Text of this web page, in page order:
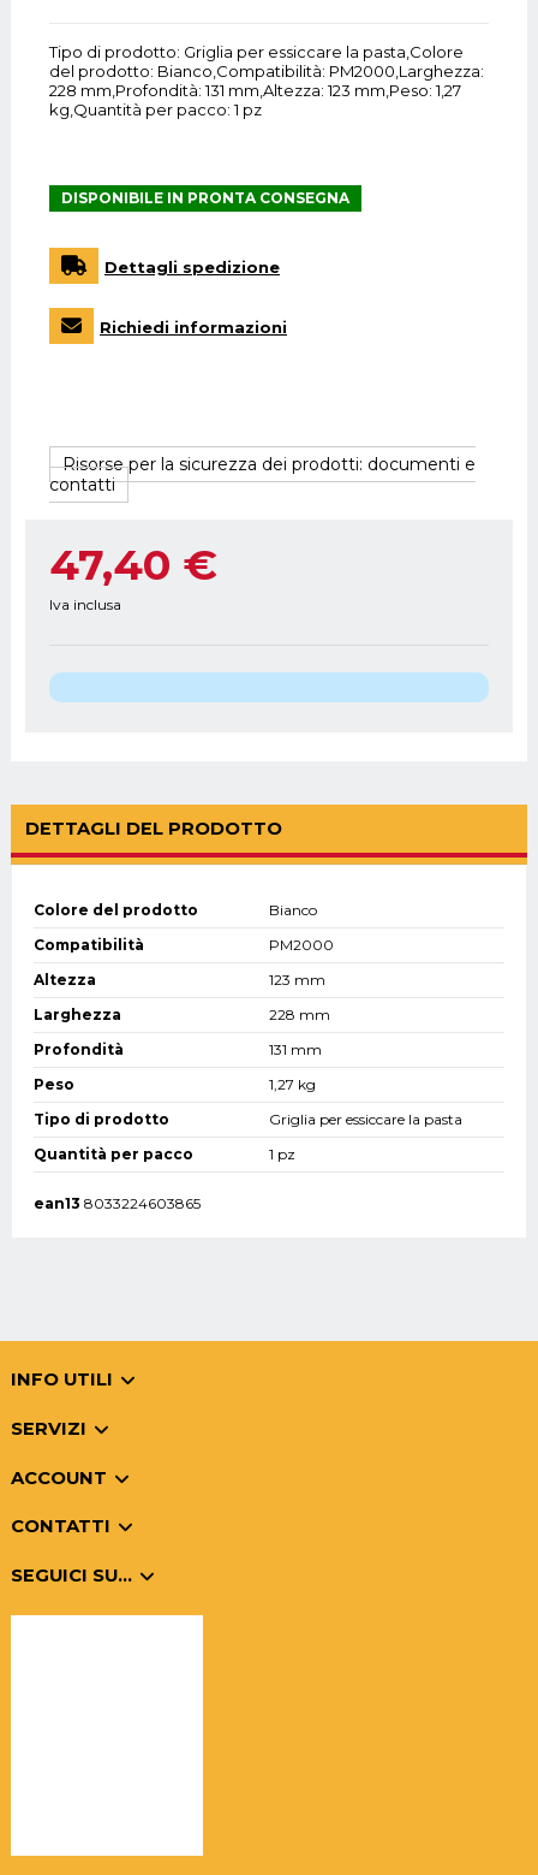
Tipo di prodotto: Griglia per essiccare la pasta,Colore
del prodotto: Bianco,Compatibilità: PM2000,Larghezza:
228 mm,Profondità: 131 mm,Altezza: 123 mm,Peso: 1,27
kg,Quantità per pacco: 1 pz
DISPONIBILE IN PRONTA CONSEGNA
Dettagli spedizione
Richiedi informazioni
Risorse per la sicurezza dei prodotti: documenti e
contatti
47,40 €
Iva inclusa
DETTAGLI DEL PRODOTTO
Colore del prodotto
Bianco
Compatibilità
PM2000
Altezza
123 mm
Larghezza
228 mm
Profondità
131 mm
Peso
1,27 kg
Tipo di prodotto
Griglia per essiccare la pasta
Quantità per pacco
1 pz
ean13 8033224603865
INFO UTILI
SERVIZI
ACCOUNT
CONTATTI
SEGUICI SU...